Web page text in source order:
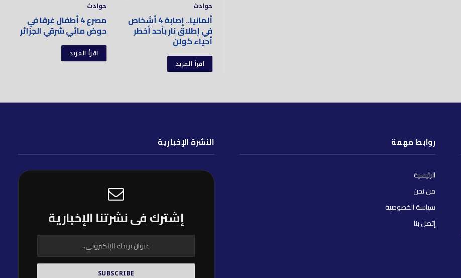
حوادث
ألمانيا.. إصابة 4 أشخاص
في إطلاق نار بأحد أخطر
أحياء كولن
اقرأ المزيد
حوادث
مصرع 4 أطفال غرقا في
حوض مائي شرقي الجزائر
اقرأ المزيد
روابط مهمة
الرئيسية
من نحن
سياسة الخصوصية
إتصل بنا
النشرة الإخبارية
إشترك فى نشرتنا الإخبارية